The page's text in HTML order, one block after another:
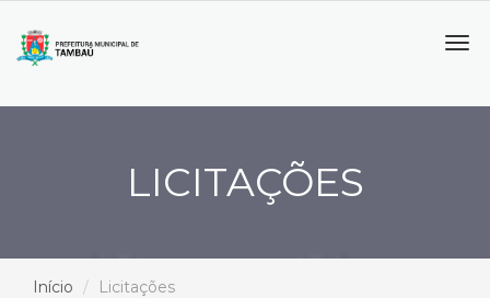
LICITAÇÕES
Início Licitações